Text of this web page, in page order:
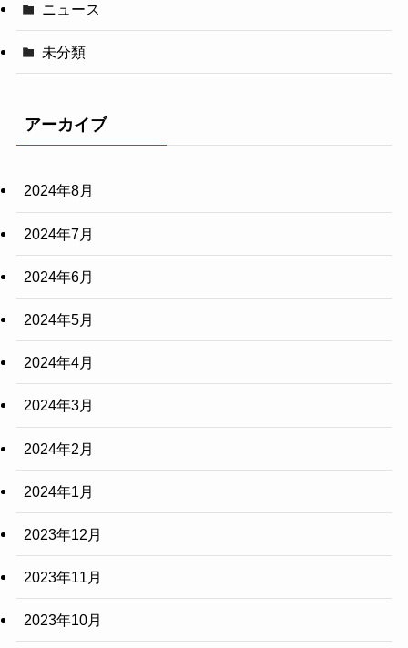
ニュース
未分類
アーカイブ
2024年8月
2024年7月
2024年6月
2024年5月
2024年4月
2024年3月
2024年2月
2024年1月
2023年12月
2023年11月
2023年10月